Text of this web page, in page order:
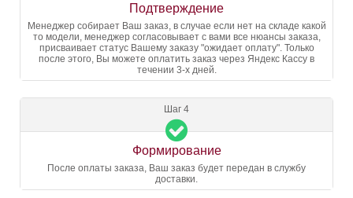
Подтверждение
Менеджер собирает Ваш заказ, в случае если нет на складе какой
то модели, менеджер согласовывает с вами все нюансы заказа,
присваивает статус Вашему заказу "ожидает оплату". Только
после этого, Вы можете оплатить заказ через Яндекс Кассу в
течении 3-х дней.
Шаг 4
Формирование
После оплаты заказа, Ваш заказ будет передан в службу
доставки.